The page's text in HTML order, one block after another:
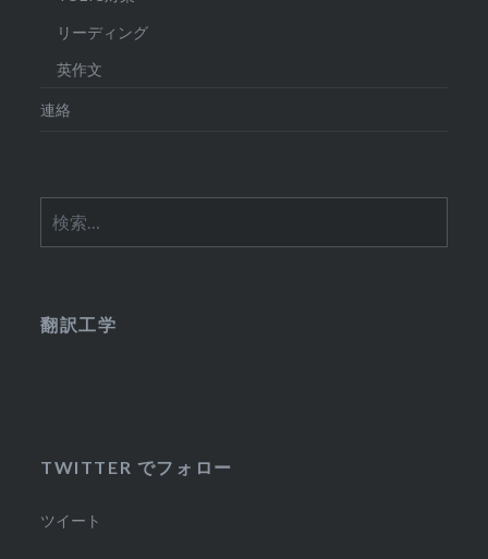
リーディング
英作文
連絡
索:
翻訳工学
TWITTER でフォロー
ツイート